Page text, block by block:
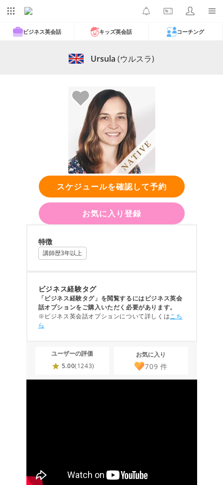
ビジネス英会話 キッズ英会話 コーチング
Ursula (ウルスラ)
スケジュールを確認して予約
お気に入り登録
特徴
講師歴3年以上
ビジネス経験タグ
「ビジネス経験タグ」を閲覧するにはビジネス英会
話オプションをご購入いただく必要があります。
※ビジネス英会話オプションについて詳しくはこち
ら
ユーザーの評価
5.00(1243)
お気に入り
709 件